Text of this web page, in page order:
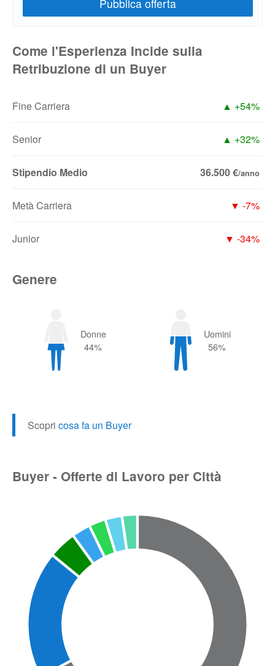
Come l'Esperienza Incide sulla
Retribuzione di un Buyer
Fine Carriera ▲ +54%
Senior ▲ +32%
Stipendio Medio 36.500 €/anno
Metà Carriera ▼ -7%
Junior ▼ -34%
Genere
Donne
44%
Uomini
56%
Scopri cosa fa un Buyer
Buyer - Offerte di Lavoro per Città